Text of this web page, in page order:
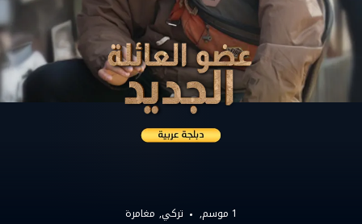
1 موسم, تركي مغامرة